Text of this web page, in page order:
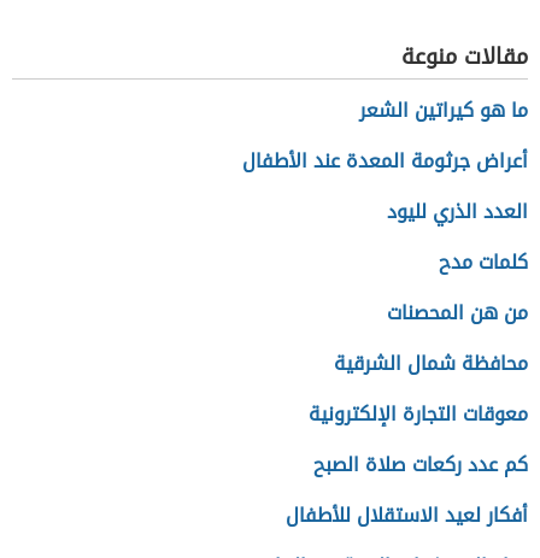
مقالات منوعة
ما هو كيراتين الشعر
أعراض جرثومة المعدة عند الأطفال
العدد الذري لليود
كلمات مدح
من هن المحصنات
محافظة شمال الشرقية
معوقات التجارة الإلكترونية
كم عدد ركعات صلاة الصبح
أفكار لعيد الاستقلال للأطفال